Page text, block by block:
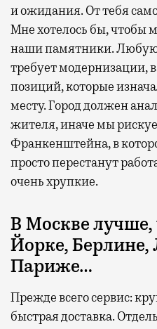
и ожидания. От тебя
Мне хотелось бы, чтобы
наши памятники. Любую
требует модернизации,
позиций,которые
месту. Город должен
жителя, иначе мы
Франкенштейна, в
просто перестанут
очень хрупкие.
В Москве
Йорке, Берлине,
Париже…
Прежде всегосервис:
быстрая доставка.